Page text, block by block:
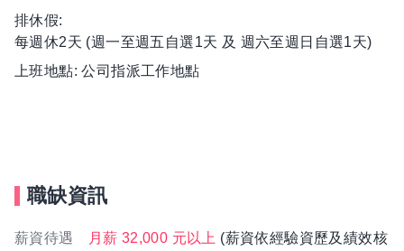
排休假:
每週休2天 (週一至週五自選1天 及 週六至週日自選1天)
上班地點: 公司指派工作地點
職缺資訊
薪資待遇 月薪 32,000 元以上 (薪資依經驗資歷及績效核